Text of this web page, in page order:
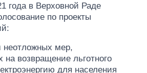
года в Верховной Раде
по проекты
неотложных мер,
на возвращение льготного
для населения